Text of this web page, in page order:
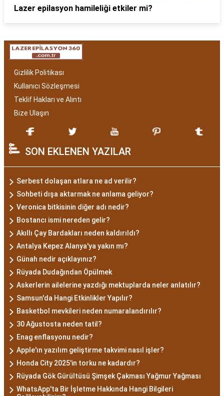
Lazer epilasyon hamileliği etkiler mi?
Gizlilik Politikası
Kullanıcı Sözleşmesi
Teklif Hakları ve Alıntı
Bize Ulaşın
SON EKLENEN YAZILAR
Serbest dolaşan atlara ne ad verilir?
Sohbeti dışa aktarmak ne anlama geliyor?
Veronica bitkisinin diğer adı nedir?
Bostancı ismi nereden gelir?
Akıllı Çay Bardakları neden kaldırıldı?
Antalya Kepez Alanya'ya yakın mı?
Günah nedir açıklayınız?
Rüyada Dudağından Öpülmek
Askerlerin ailelerine yazdığı mektuplarda neler anlatılır?
Samsun'da Hangi Etkinlikler Yapılır?
Basketbol mevkileri neden numaralandırılır?
30 Ağustosta neden tatil?
Enag enflasyonu nedir?
Apple'ın yazılım geliştirme takvimi nasıl işler?
Honda City 2025'in torku ne kadardır?
Rüyada Gök Gürültüsü Şimşek Çakması Yağmur Yağması
WhatsApp'ta Bir İşletme Hakkında Hangi Bilgileri